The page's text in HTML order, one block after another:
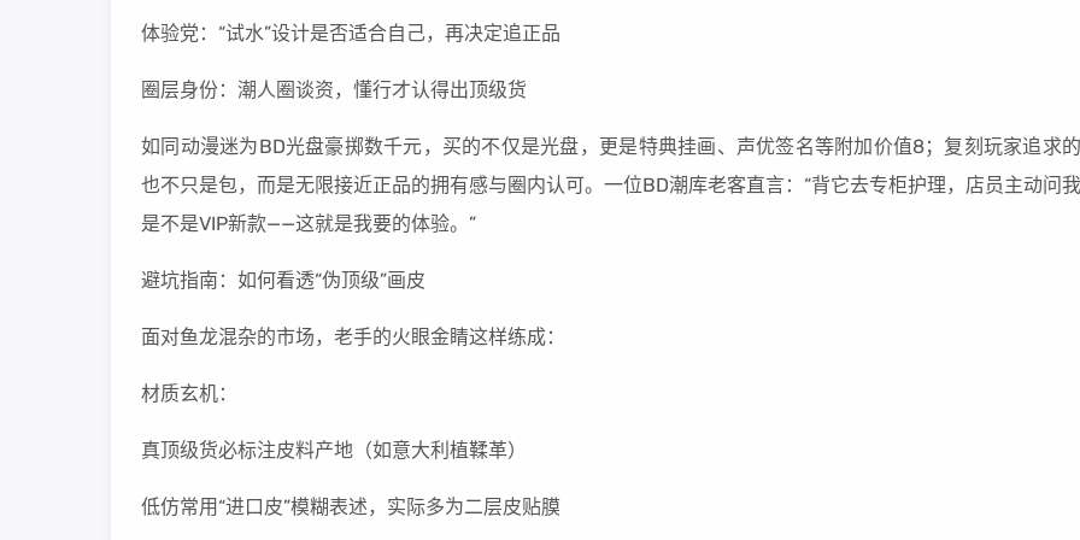
体验党：“试水”设计是否适合自己，再决定追正品
圈层身份：潮人圈谈资，懂行才认得出顶级货
如同动漫迷为BD光盘豪掷数千元，买的不仅是光盘，更是特典挂画、声优签名等附加价值8；复刻玩家追求的
也不只是包，而是无限接近正品的拥有感与圈内认可。一位BD潮库老客直言：“背它去专柜护理，店员主动问我
是不是VIP新款——这就是我要的体验。”
避坑指南：如何看透“伪顶级”画皮
面对鱼龙混杂的市场，老手的火眼金睛这样练成：
材质玄机：
真顶级货必标注皮料产地（如意大利植鞣革）
低仿常用“进口皮”模糊表述，实际多为二层皮贴膜